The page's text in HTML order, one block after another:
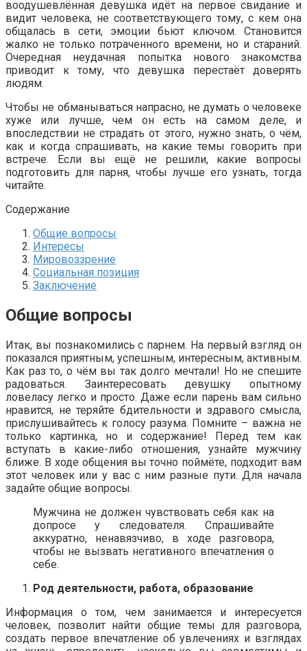
воодушевлённая девушка идёт на первое свидание и
видит человека, не соответствующего тому, с кем она
общалась в сети, эмоции бьют ключом. Становится
жалко не только потраченного времени, но и стараний.
Очередная неудачная попытка нового знакомства
приводит к тому, что девушка перестаёт доверять
людям.
Чтобы не обманываться напрасно, не думать о человеке
хуже или лучше, чем он есть на самом деле, и
впоследствии не страдать от этого, нужно знать, о чём,
как и когда спрашивать, на какие темы говорить при
встрече. Если вы ещё не решили, какие вопросы
подготовить для парня, чтобы лучше его узнать, тогда
читайте.
Содержание
Общие вопросы
Интересы
Мировоззрение
Социальная позиция
Заключение
Общие вопросы
Итак, вы познакомились с парнем. На первый взгляд он
показался приятным, успешным, интересным, активным.
Как раз то, о чём вы так долго мечтали! Но не спешите
радоваться. Заинтересовать девушку опытному
ловеласу легко и просто. Даже если парень вам сильно
нравится, не теряйте бдительности и здравого смысла,
прислушивайтесь к голосу разума. Помните – важна не
только картинка, но и содержание! Перед тем как
вступать в какие-либо отношения, узнайте мужчину
ближе. В ходе общения вы точно поймёте, подходит вам
этот человек или у вас с ним разные пути. Для начала
задайте общие вопросы.
Мужчина не должен чувствовать себя как на
допросе у следователя. Спрашивайте
аккуратно, ненавязчиво, в ходе разговора,
чтобы не вызвать негативного впечатления о
себе.
Род деятельности, работа, образование
Информация о том, чем занимается и интересуется
человек, позволит найти общие темы для разговора,
создать первое впечатление об увлечениях и взглядах